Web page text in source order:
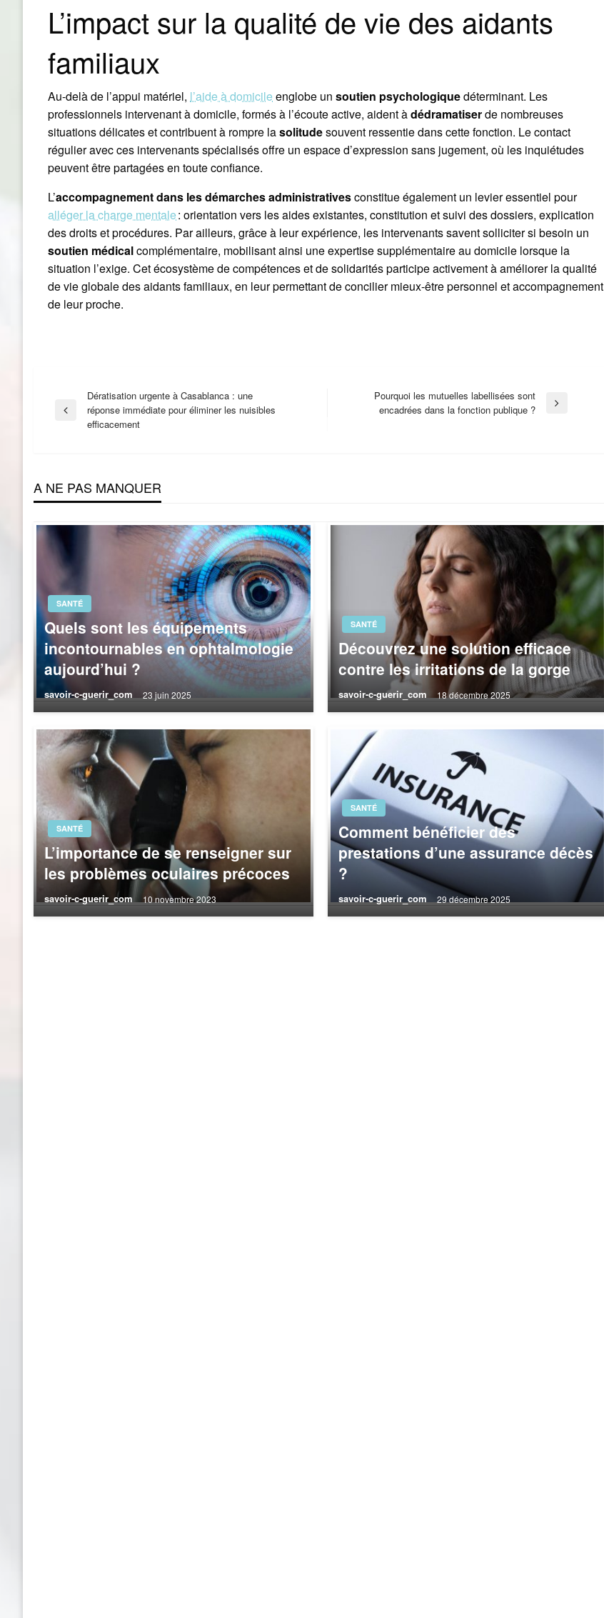
L’impact sur la qualité de vie des aidants
familiaux
Au-delà de l’appui matériel, l’aide à domicile englobe un soutien psychologiquedéterminant. Les
professionnels intervenant à domicile, formés à l’écoute active, aident àdédramatiserde nombreuses
situations délicates et contribuent à rompre lasolitudesouvent ressentie dans cette fonction. Le contact
régulier avec ces intervenants spécialisés offre un espace d’expression sans jugement, où les inquiétudes
peuvent être partagées en toute confiance.
L’accompagnement dans les démarches administrativesconstitue également un levier essentiel pour
alléger la charge mentale: orientation vers les aides existantes, constitution et suivi des dossiers, explication
des droits et procédures. Par ailleurs, grâce à leur expérience, les intervenants savent solliciter si besoin un
soutien médicalcomplémentaire, mobilisant ainsi une expertise supplémentaire au domicile lorsque la
situation l’exige. Cet écosystème de compétences et de solidarités participe activement à améliorer la qualité
de vie globale des aidants familiaux, en leur permettant de concilier mieux-être personnel et accompagnement
de leur proche.
Navigation
l’article
Previous
Dératisation urgente à Casablanca : une
réponse immédiate pour éliminer les nuisibles
efficacement
Pourquoi les mutuelles labellisées sont
encadrées dans la fonction publique ?
A NE PAS MANQUER
SANTÉ
Quels sont les équipements
incontournables en ophtalmologie
aujourd’hui ?
savoir-c-guerir_com 23 juin 2025
SANTÉ
Découvrez une solution efficace
contre les irritations de la gorge
savoir-c-guerir_com 18 décembre 2025
SANTÉ
L’importance de se renseigner sur
les problèmes oculaires précoces
savoir-c-guerir_com 10 novembre 2023
SANTÉ
Comment bénéficier des
prestations d’une assurance décès
?
savoir-c-guerir_com 29 décembre 2025